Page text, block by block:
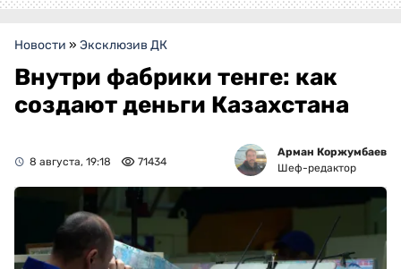
Новости » Эксклюзив ДК
Внутри фабрики тенге: как
создают деньги Казахстана
8 августа, 19:18 71434
Арман Коржумбаев
Шеф-редактор